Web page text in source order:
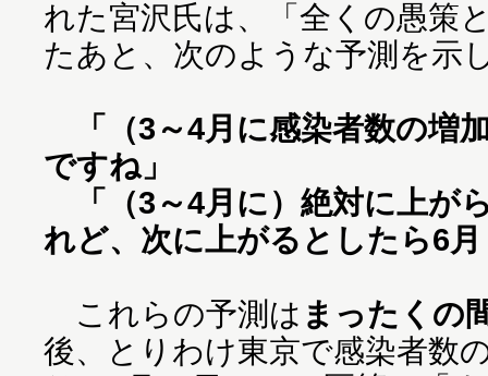
れた宮沢氏は、「全くの愚策
たあと、次のような予測を示
「（3～4月に感染者数の増
ですね」
「（3～4月に）絶対に上が
れど、次に上がるとしたら6
これらの予測は まったくの
後、とりわけ東京で感染者数